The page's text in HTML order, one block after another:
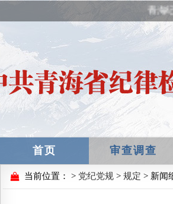
青海纪
首页 审查调查
当前位置： > 党纪党规 > 规定 > 新闻